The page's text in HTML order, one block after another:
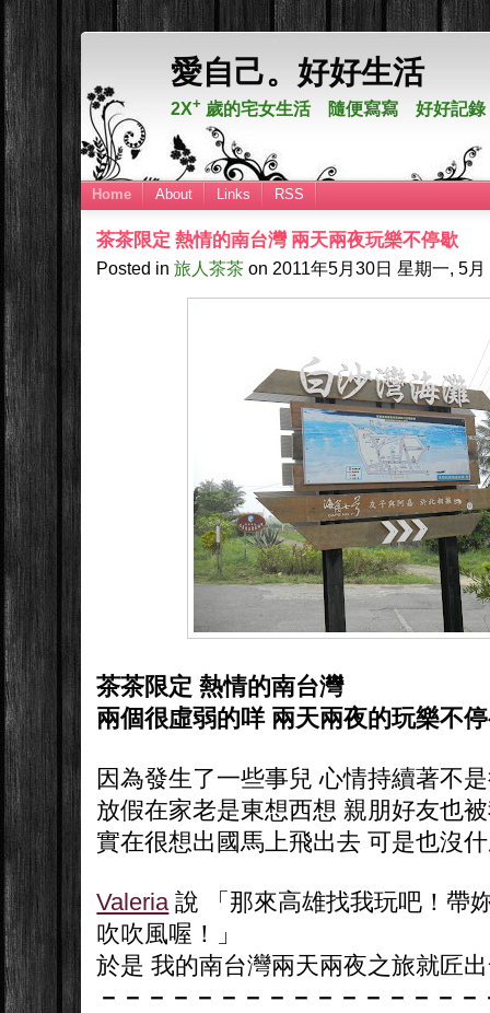
愛自己。好好生活
2X+ 歲的宅女生活 隨便寫寫 好好記錄
Home About Links RSS
茶茶限定 熱情的南台灣 兩天兩夜玩樂不停歇
Posted in旅人茶茶 on 2011年5月30日星期一, 5
茶茶限定 熱情的南台灣
兩個很虛弱的咩 兩天兩夜的玩樂不
因為發生了一些事兒 心情持續著不
放假在家老是東想西想 親朋好友也
實在很想出國馬上飛出去 可是也沒
Valeria說 「那來高雄找我玩吧！帶
吹吹風喔！」
於是 我的南台灣兩天兩夜之旅就匠
－－－－－－－－－－－－－－－